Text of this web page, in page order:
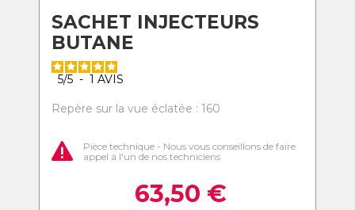
SACHET INJECTEURS
BUTANE
5/5 - 1 AVIS
Repère sur la vue éclatée : 160
Pièce technique - Nous vous conseillons de faire
appel à l'un de nos techniciens
63,50 €